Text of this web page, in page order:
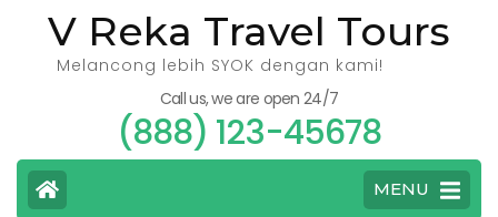
V Reka Travel Tours
Melancong lebih SYOK dengan kami!
Call us, we are open 24/7
(888) 123-45678
MENU